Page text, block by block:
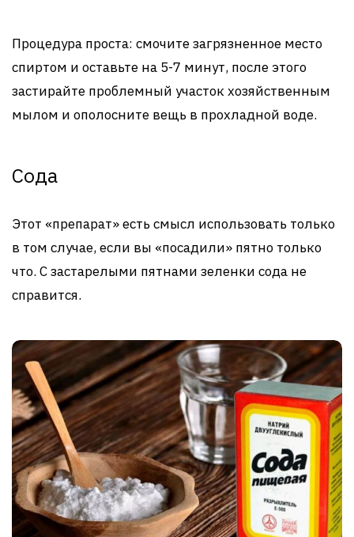
Процедура проста: смочите загрязненное место
спиртом и оставьте на 5-7 минут, после этого
застирайте проблемный участок хозяйственным
мылом и ополосните вещь в прохладной воде.
Сода
Этот «препарат» есть смысл использовать только
в том случае, если вы «посадили» пятно только
что. С застарелыми пятнами зеленки сода не
справится.